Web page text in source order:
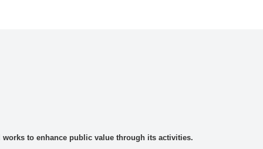
to enhance public value through its activities.